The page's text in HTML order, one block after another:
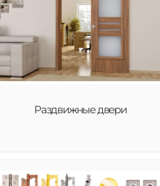
Раздвижные двери